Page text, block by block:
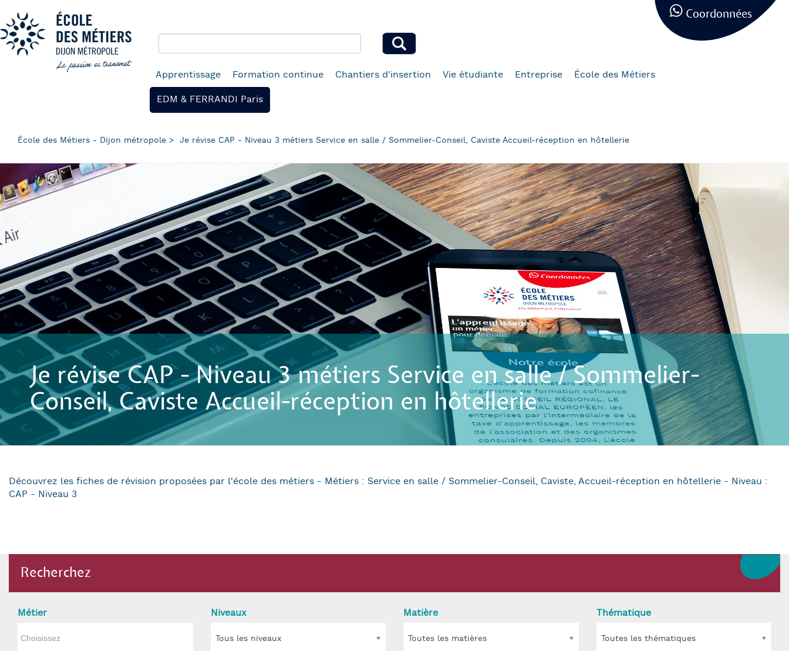
contenu
principal
Navigation
principale
Apprentissage Formation continue Chantiers d'insertion Vie étudiante Entreprise
École des Métiers
EDM & FERRANDI Paris
Coordonnées
École des Métiers - Dijon métropole Je révise CAP - Niveau 3 métiers Service en salle / Sommelier-Conseil, Caviste Accueil-réception en hôtellerie
Je révise CAP - Niveau 3 métiers Service en salle / Sommelier-
Conseil, Caviste Accueil-réception en hôtellerie
Découvrez les fiches de révision proposées par l'école des métiers - Métiers : Service en salle / Sommelier-Conseil, Caviste, Accueil-réception en hôtellerie - Niveau :
CAP - Niveau 3
Recherchez
Métier Niveaux
Tous les niveaux
Matière
Toutes les matières
Thématique
Toutes les thématiques